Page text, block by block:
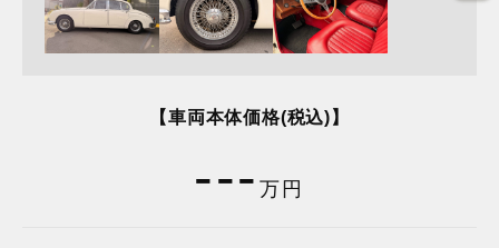
【車両本体価格(税込)】
--- 万円